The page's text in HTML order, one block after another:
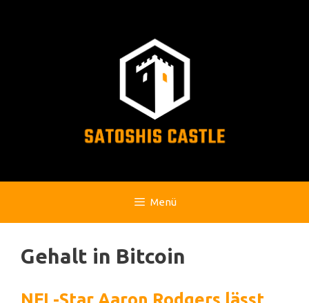
Menü
Gehalt in Bitcoin